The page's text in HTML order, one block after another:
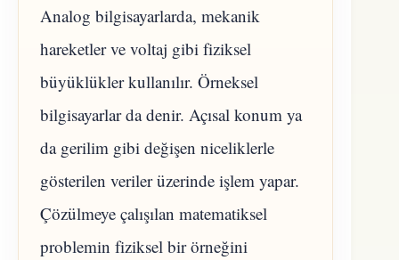
Analog bilgisayarlarda, mekanik
hareketler ve voltaj gibi fiziksel
büyüklükler kullanılır. Örneksel
bilgisayarlar da denir. Açısal konum ya
da gerilim gibi değişen niceliklerle
gösterilen veriler üzerinde işlem yapar.
Çözülmeye çalışılan matematiksel
problemin fiziksel bir örneğini